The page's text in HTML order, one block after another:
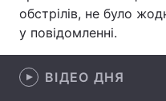
Послуги
обстрілів, не було
у повідомленні.
ВІДЕО ДНЯ